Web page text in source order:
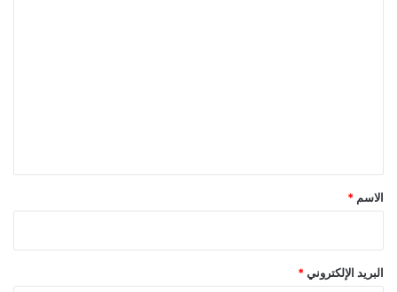
*
الاسم *
البريد الإلكتروني *